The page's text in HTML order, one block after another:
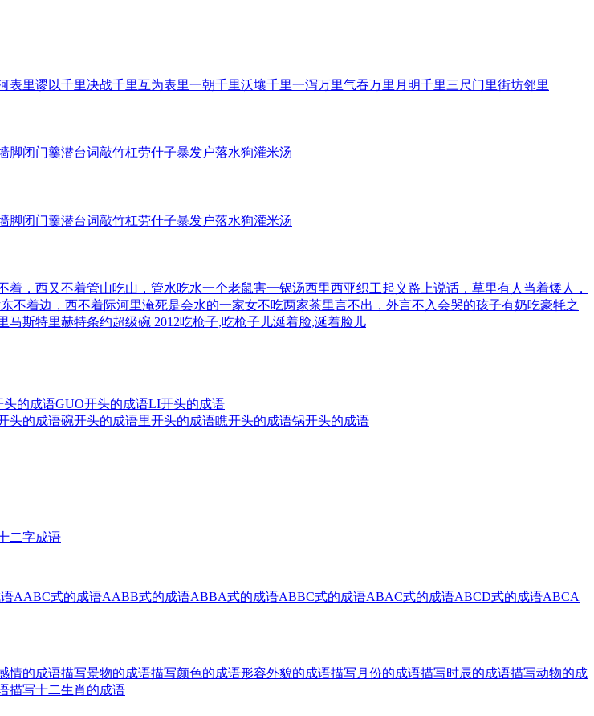
表里谬以千里决战千里互为表里一朝千里沃壤千里一泻万里气吞万里 月明千里三尺门里街坊邻里
脚闭门羹潜台词敲竹杠劳什子暴发户落水狗灌米汤
脚闭门羹潜台词敲竹杠劳什子暴发户落水狗灌米汤
着，西又不着管山吃山，管水吃水一个老鼠害一锅汤西里西亚织工起义 路上说话，草里有人 当着矮人，
东不着边，西不着际河里淹死是会水的一家女不吃两家茶里言不出，外言不入会哭的孩子有奶吃豪牦之
马斯特里赫特条约超级碗 2012吃枪子,吃枪子儿涎着脸,涎着脸儿
头的成语GUO开头的成语LI开头的成语
头的成语碗开头的成语里开头的成语瞧开头的成语锅开头的成语
二字成语
AABC式的成语AABB式的成语ABBA式的成语ABBC式的成语ABAC式的成语ABCD式的成语ABCA
情的成语描写景物的成语描写颜色的成语形容外貌的成语描写月份的成语描写时辰的成语描写动物的成
描写十二生肖的成语